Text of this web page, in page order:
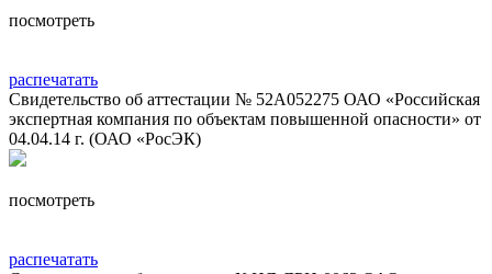
посмотреть
распечатать
Свидетельство об аттестации № 52А052275 ОАО «Российская
экспертная компания по объектам повышенной опасности» от
04.04.14 г. (ОАО «РосЭК)
посмотреть
распечатать